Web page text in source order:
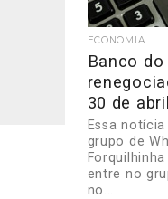
ECONOMIA
Banco
30 de abril
Essa
grupo de
entre no
no...